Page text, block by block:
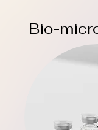
Bio-